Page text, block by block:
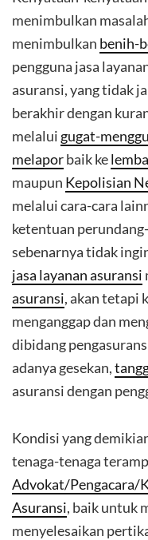
menimbulkan
menimbulkan benih-
pengguna jasa
asuransi, yang tidak
berakhir dengan
melalui gugat-
melaporbaik ke
maupun Kepolisian
melalui cara-cara
ketentuan
sebenarnya tidak
jasa layanan asuransi
asuransi, akan tetapi
menganggap dan
dibidang
adanya gesekan,
asuransi dengan
Kondisi yang
tenaga-tenaga
Advokat/Pengacara/
Asuransi, baik untuk
menyelesaikan